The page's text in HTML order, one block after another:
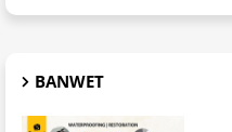
BANWET